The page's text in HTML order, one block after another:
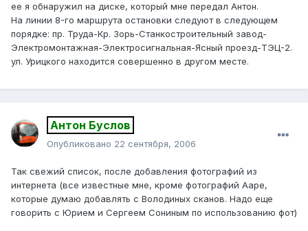
ее я обнаружил на диске, который мне передал Антон.
На линии 8-го маршрута остановки следуют в следующем
порядке: пр. Труда-Кр. Зорь-Станкостроительный завод-
Электромонтажная-Электросигнальная-Ясный проезд-ТЭЦ-2.
ул. Урицкого находится совершенно в другом месте.
Антон Буслов
Опубликовано 22 сентября, 2006
Так свежий список, после добавления фотографий из
интернета (все известные мне, кроме фотографий Ааре,
которые думаю добавлять с Володиных сканов. Надо еще
говорить с Юрием и Сергеем Сониным по использованию фот)